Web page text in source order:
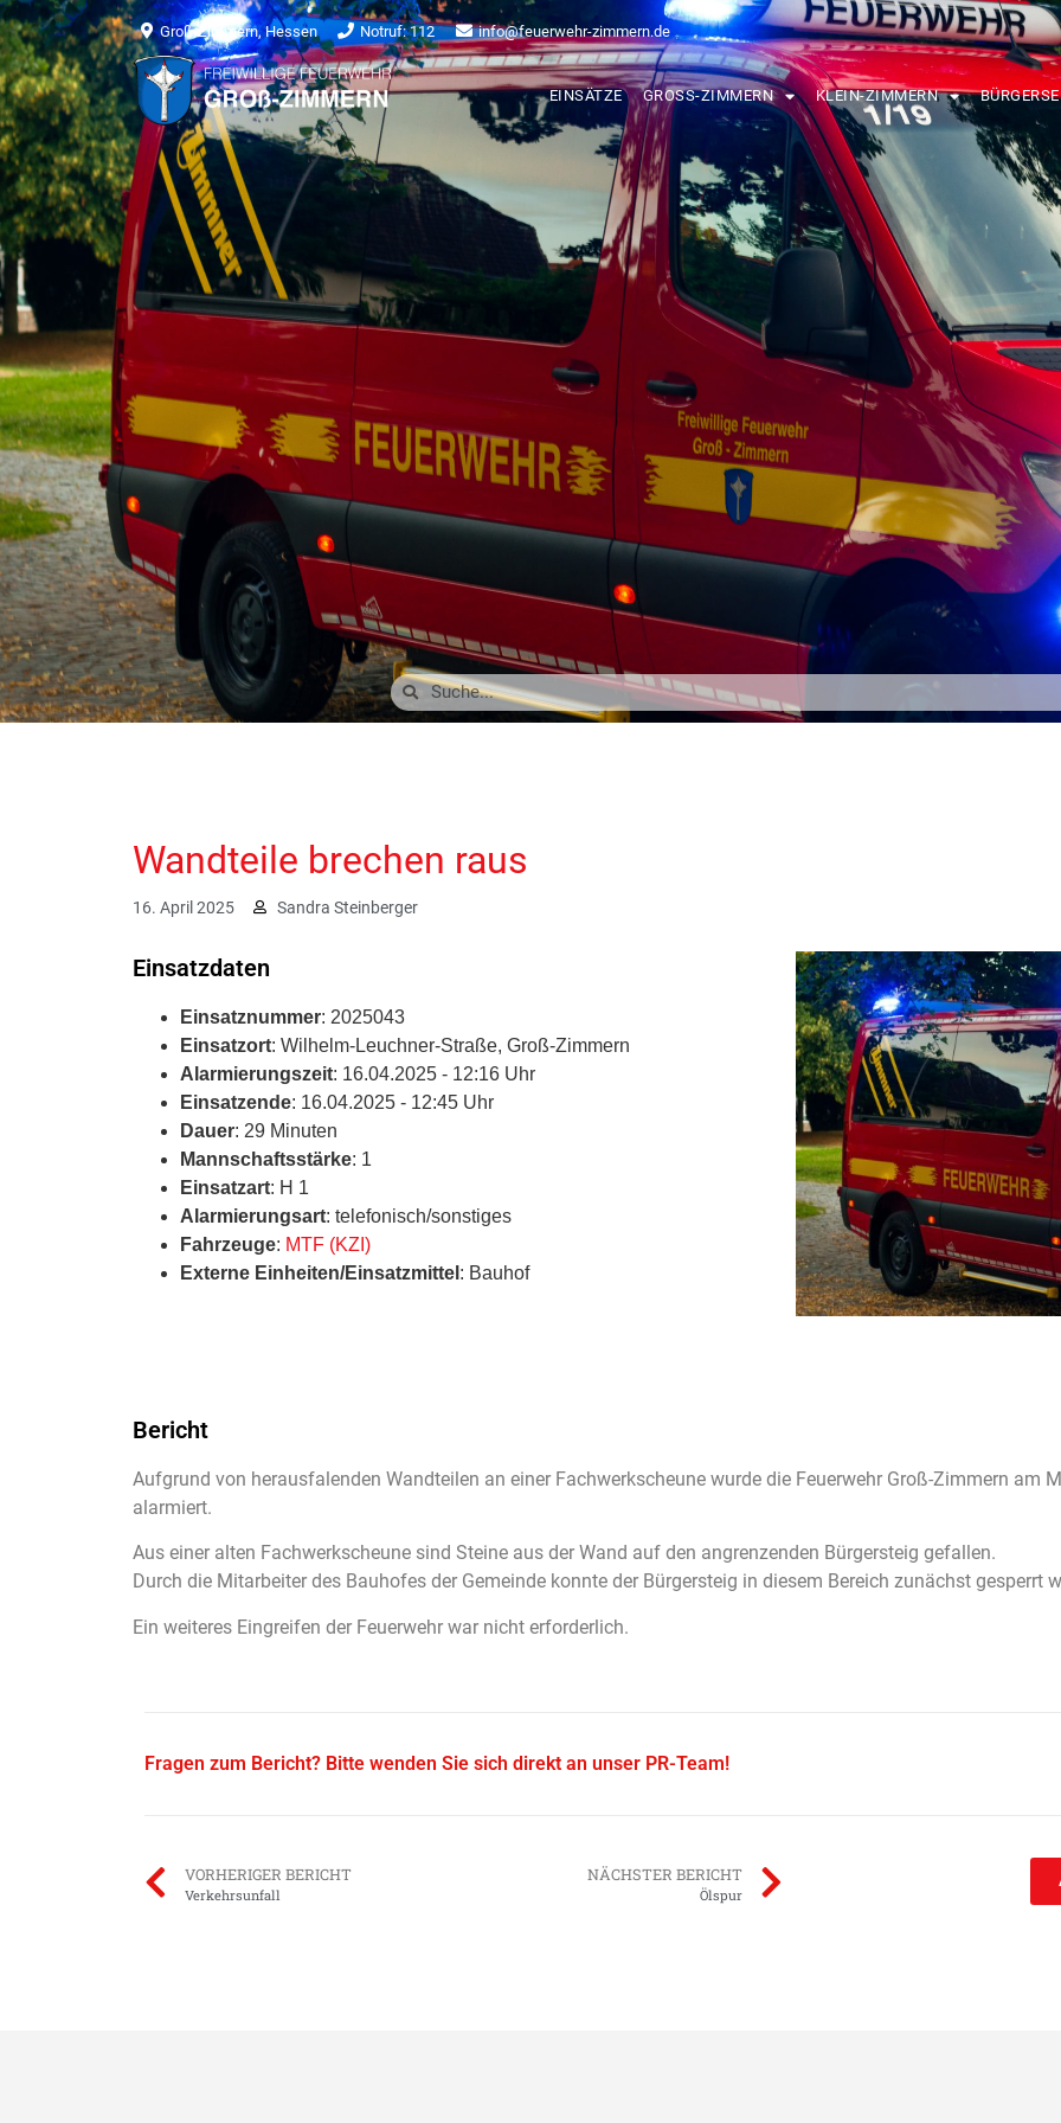
Groß-Zimmern, Hessen Notruf: 112 info@feuerwehr-zimmern.de
EINSÄTZE GROSS-ZIMMERN KLEIN-ZIMMERN
Wandteile brechen raus
16. April 2025 Sandra Steinberger
Einsatzdaten
Einsatznummer: 2025043
Einsatzort: Wilhelm-Leuchner-Straße, Groß-Zimmern
Alarmierungszeit: 16.04.2025 - 12:16 Uhr
Einsatzende: 16.04.2025 - 12:45 Uhr
Dauer: 29 Minuten
Mannschaftsstärke: 1
Einsatzart: H 1
Alarmierungsart: telefonisch/sonstiges
Fahrzeuge: MTF (KZI)
Externe Einheiten/Einsatzmittel : Bauhof
Bericht
Aufgrund von herausfalenden Wandteilen an einer Fachwerkscheune wurde die Feuerwehr Groß-Zimmern am
alarmiert.
Aus einer alten Fachwerkscheune sind Steine aus der Wand auf den angrenzenden Bürgersteig gefallen.
Durch die Mitarbeiter des Bauhofes der Gemeinde konnte der Bürgersteig in diesem Bereich zunächst gesperrt
Ein weiteres Eingreifen der Feuerwehr war nicht erforderlich.
Fragen zum Bericht? Bitte wenden Sie sich direkt an unser PR-Team!
VORHERIGER BERICHT
Verkehrsunfall
NÄCHSTER BERICHT
Ölspur